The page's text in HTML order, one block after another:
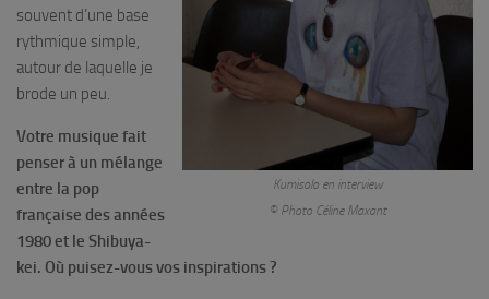
Kumisolo en interview
© Photo Céline Maxant
souvent d’une base
rythmique simple,
autour de laquelle je
brode un peu.
Votre musique fait
penser à un mélange
entre la pop
française des années
1980 et le Shibuya-
kei. Où puisez-vous vos inspirations ?